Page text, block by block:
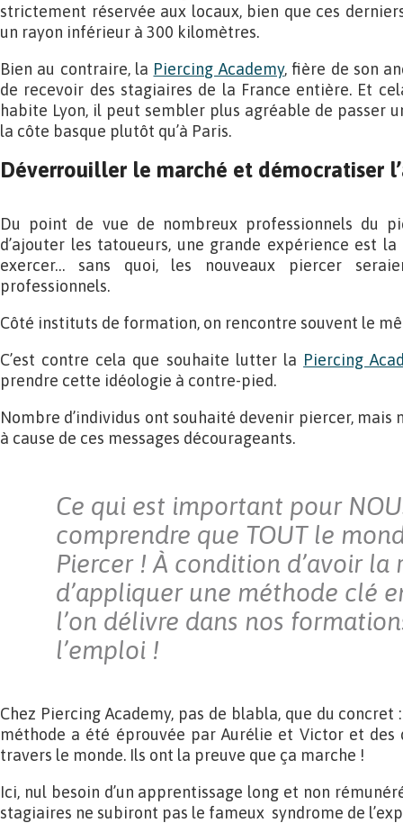
strictement réservée aux locaux, bien que ces
un rayon inférieur à 300 kilomètres.
Bien au contraire, la Piercing Academy, fière de son
de recevoir des stagiaires de la France entière. Et
habite Lyon, il peut sembler plus agréable de passer
la côte basque plutôt qu’à Paris.
Déverrouiller le marché et démocratiser
Du point de vue de nombreux professionnels du
d’ajouter les tatoueurs, une grande expérience est
exercer… sans quoi, les nouveaux piercer
professionnels.
Côté instituts de formation, on rencontre souvent le
C’est contre cela que souhaite lutter la Piercing
prendre cette idéologie à contre-pied.
Nombre d’individus ont souhaité devenir piercer, mais
à cause de ces messages décourageants.
Ce qui est important pour
comprendre que TOUT le
Piercer ! À condition d’avoir la
d’appliquer une méthode clé
l’on délivre dans nos
l’emploi !
Chez Piercing Academy, pas de blabla, que du
méthode a été éprouvée par Aurélie et Victor et des
travers le monde. Ils ont la preuve que ça marche !
Ici, nul besoin d’un apprentissage long et non
stagiaires ne subiront pas le fameux syndrome de